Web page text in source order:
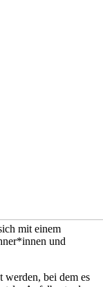
mit einem
und
werden, bei dem es